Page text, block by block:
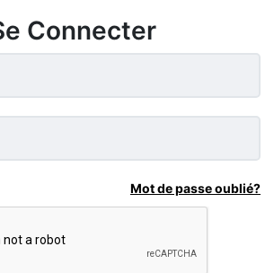
Connecter
Mot de passe oublié?